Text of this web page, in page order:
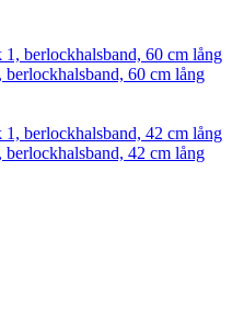
60 cm lång
42 cm lång